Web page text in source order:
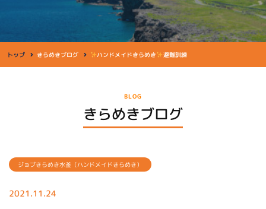
トップ きらめきブログ ハンドメイドきらめき 避難訓練
BLOG
きらめきブログ
ジョブきらめき水釜（ハンドメイドきらめき）
2021.11.24